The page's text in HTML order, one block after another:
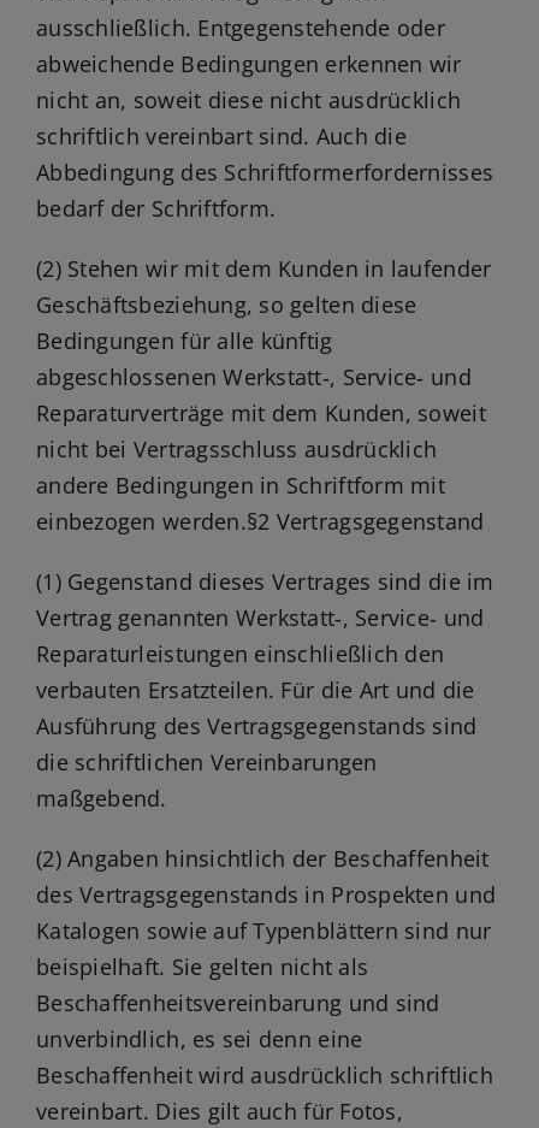
ausschließlich. Entgegenstehende oder
abweichende Bedingungen erkennen wir
nicht an, soweit diese nicht ausdrücklich
schriftlich vereinbart sind. Auch die
Abbedingung des Schriftformerfordernisses
bedarf der Schriftform.
(2) Stehen wir mit dem Kunden in laufender
Geschäftsbeziehung, so gelten diese
Bedingungen für alle künftig
abgeschlossenen Werkstatt‑, Service‑ und
Reparaturverträge mit dem Kunden, soweit
nicht bei Vertragsschluss ausdrücklich
andere Bedingungen in Schriftform mit
einbezogen werden.§2 Vertragsgegenstand
(1) Gegenstand dieses Vertrages sind die im
Vertrag genannten Werkstatt‑, Service‑ und
Reparaturleistungen einschließlich den
verbauten Ersatzteilen. Für die Art und die
Ausführung des Vertragsgegenstands sind
die schriftlichen Vereinbarungen
maßgebend.
(2) Angaben hinsichtlich der Beschaffenheit
des Vertragsgegenstands in Prospekten und
Katalogen sowie auf Typenblättern sind nur
beispielhaft. Sie gelten nicht als
Beschaffenheitsvereinbarung und sind
unverbindlich, es sei denn eine
Beschaffenheit wird ausdrücklich schriftlich
vereinbart. Dies gilt auch für Fotos,